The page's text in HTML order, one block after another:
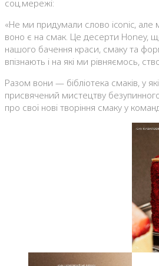
соц.мережі:
«Не ми придумали слово iconic, але
воно є на смак. Це десерти Honey,
нашого бачення краси, смаку та
впізнають і на які ми рівняємось,
Разом вони — бібліотека смаків, у
присвячений мистецтву
про свої нові творіння смаку у